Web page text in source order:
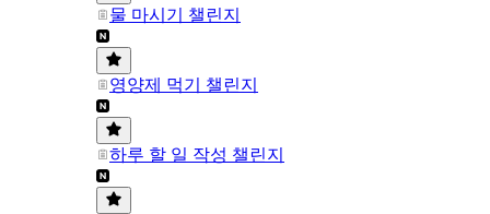
물 마시기 챌린지
영양제 먹기 챌린지
하루 할 일 작성 챌린지